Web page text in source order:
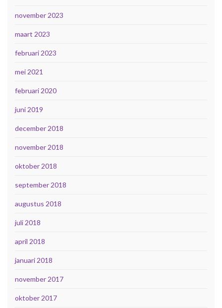
november 2023
maart 2023
februari 2023
mei 2021
februari 2020
juni 2019
december 2018
november 2018
oktober 2018
september 2018
augustus 2018
juli 2018
april 2018
januari 2018
november 2017
oktober 2017